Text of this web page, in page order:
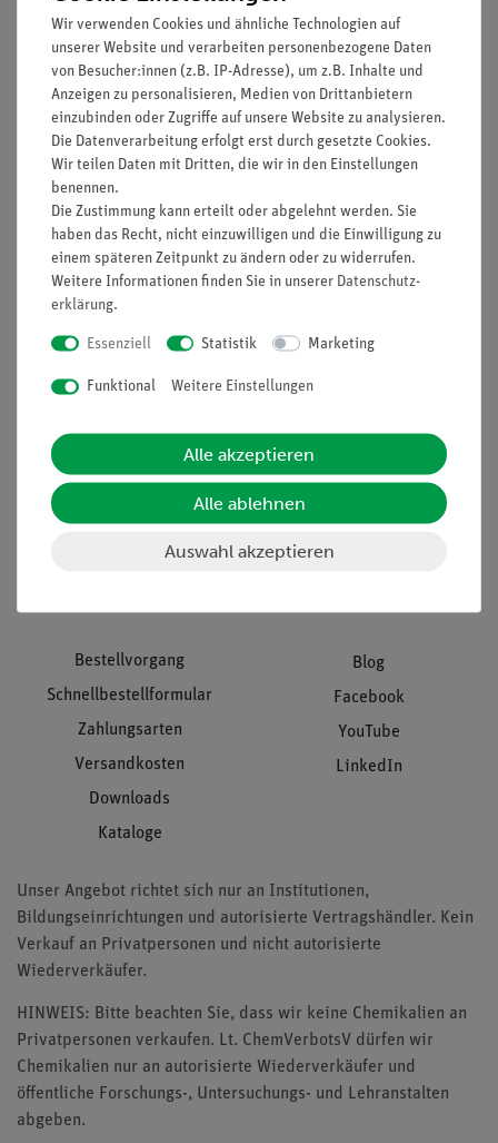
Nach oben
Informationen
Unternehmen
Projekte und Lösungen
Hinweisgeberschutz
Datenschutz
Service
Übersicht Service
Beratung & Showroom
Inbetriebnahme & Schulungen
Download &
Bestellvorgang
Schnellbestellformular
Zahlungsarten
Versandkosten
Downloads
Kataloge
Blog
Facebook
YouTube
LinkedIn
Unser Angebot richtet sich nur an Institutionen,
Bildungseinrichtungen und autorisierte Vertragshändler. Kein
Verkauf an Privatpersonen und nicht autorisierte
Wiederverkäufer.
HINWEIS: Bitte beachten Sie, dass wir keine Chemikalien an
Privatpersonen verkaufen. Lt. ChemVerbotsV dürfen wir
Chemikalien nur an autorisierte Wiederverkäufer und
öffentliche Forschungs-, Untersuchungs- und Lehranstalten
abgeben.
Wir verwenden Cookies und ähnliche Technologien auf
unserer Website und verarbeiten personenbezogene Daten
von Besucher:innen (z.B. IP-Adresse), um z.B. Inhalte und
Anzeigen zu personalisieren, Medien von Drittanbietern
einzubinden oder Zugriffe auf unsere Website zu analysieren.
Die Datenverarbeitung erfolgt erst durch gesetzte Cookies.
Wir teilen Daten mit Dritten, die wir in den Einstellungen
benennen.
Die Zustimmung kann erteilt oder abgelehnt werden. Sie
haben das Recht, nicht einzuwilligen und die Einwilligung zu
einem späteren Zeitpunkt zu ändern oder zu widerrufen.
Weitere Informationen finden Sie in unserer Daten­schutz­
erklärung.
Essenziell Statistik Marketing
Funktional Weitere Einstellungen
Alle akzeptieren
Alle ablehnen
Auswahl akzeptieren